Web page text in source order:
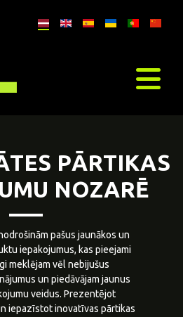
PĀRTIKAS
NOZARĒ
pašus jaunākos un
iepakojumus, kas pieejami
meklējam vēl nebijušus
un piedāvājam jaunus
veidus. Prezentējot
iepazīstot inovatīvas pārtikas